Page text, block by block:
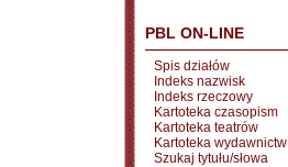
PBL ON-LINE
Spis działów
Indeks nazwisk
Indeks rzeczowy
Kartoteka czasopism
Kartoteka teatrów
Kartoteka wydawnictw
Szukaj tytułu/słowa